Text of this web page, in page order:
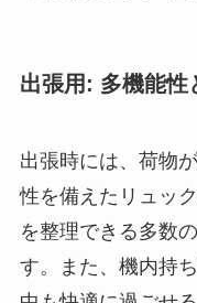
出張用: 多機能性
出張時には、荷物
性を備えたリュッ
を整理できる多数
す。また、機内持